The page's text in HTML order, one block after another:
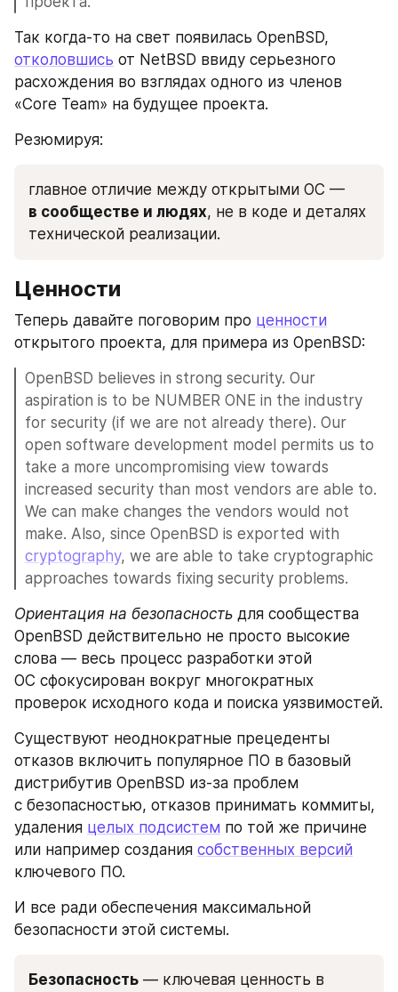
отколовшись от NetBSD ввиду серьезного
расхождения во взглядах одного из членов
«Core Team» на будущее проекта.
Резюмируя:
в сообществе и людях, не в коде и деталях
технической реализации.
Ценности
Теперь давайте поговорим про ценности
открытого проекта, для примера из OpenBSD:
OpenBSD believes in strong security. Our
aspiration is to be NUMBER ONE in the industry
for security (if we are not already there). Our
open software development model permits us to
take a more uncompromising view towards
increased security than most vendors are able to.
We can make changes the vendors would not
cryptography, we are able to take cryptographic
approaches towards fixing security problems.
Ориентация на безопасность для сообщества
OpenBSD действительно не просто высокие
слова — весь процесс разработки этой
ОС сфокусирован вокруг многократных
Существуют неоднократные прецеденты
отказов включить популярное ПО в базовый
дистрибутив OpenBSD из-за проблем
с безопасностью, отказов принимать коммиты,
удаления целых подсистем по той же причине
или например создания собственных версий
ключевого ПО.
И все ради обеспечения максимальной
безопасности этой системы.
Безопасность — ключевая ценность в